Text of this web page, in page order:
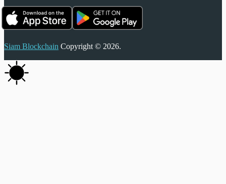
Siam Blockchain Copyright © 2026.